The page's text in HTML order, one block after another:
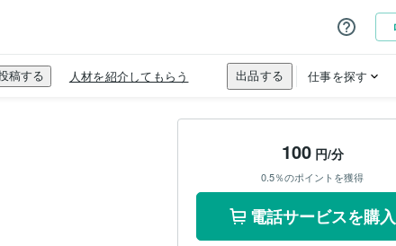
100円/分
0.5％のポイントを獲得
電話サービスを購入